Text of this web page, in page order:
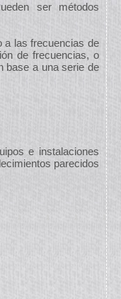
ser métodos
a las frecuencias de
de frecuencias, o
base a una serie de
e instalaciones
parecidos